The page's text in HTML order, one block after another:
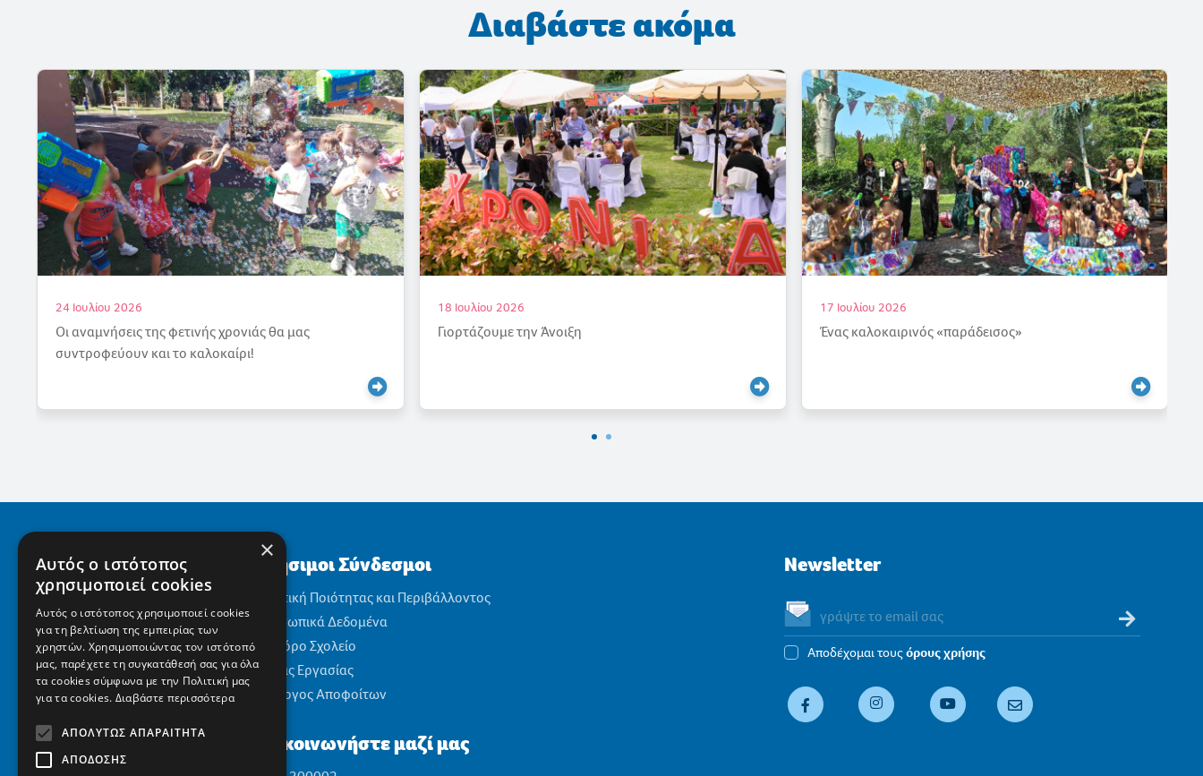
Διαβάστε ακόμα
18 Ιουλίου 2026
Γιορτάζουμε την Άνοιξη
17 Ιουλίου 2026
Ένας καλοκαιρινός «παράδεισος»
16 Ιουλίου 2026
Απόλυτη επιτυχία στις εξετάσεις γερμανικών για τους
Χρήσιμοι Σύνδεσμοι
Πολιτική Ποιότητας και Περιβάλλοντος
Προσωπικά Δεδομένα
Αειφόρο Σχολείο
Θέσεις Εργασίας
Σύλλογος Αποφοίτων
Επικοινωνήστε μαζί μας
Newsletter
Αποδέχομαι τουςόρους χρήσης
×
Αυτός ο ιστότοπος
χρησιμοποιεί cookies
Αυτός ο ιστότοπος χρησιμοποιεί cookies
για τη βελτίωση της εμπειρίας των
χρηστών. Χρησιμοποιώντας τον ιστότοπό
μας, παρέχετε τη συγκατάθεσή σας για όλα
τα cookies σύμφωνα με την Πολιτική μας
για τα cookies. Διαβάστε περισσότερα
ΑΠΟΛΎΤΩΣ ΑΠΑΡΑΊΤΗΤΑ
ΑΠΌΔΟΣΗΣ